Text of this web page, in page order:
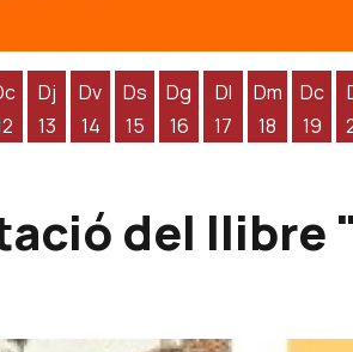
Dj
13
Dv
14
Ds
15
Dg
16
Dl
17
Dm
18
Dc
19
del llibre